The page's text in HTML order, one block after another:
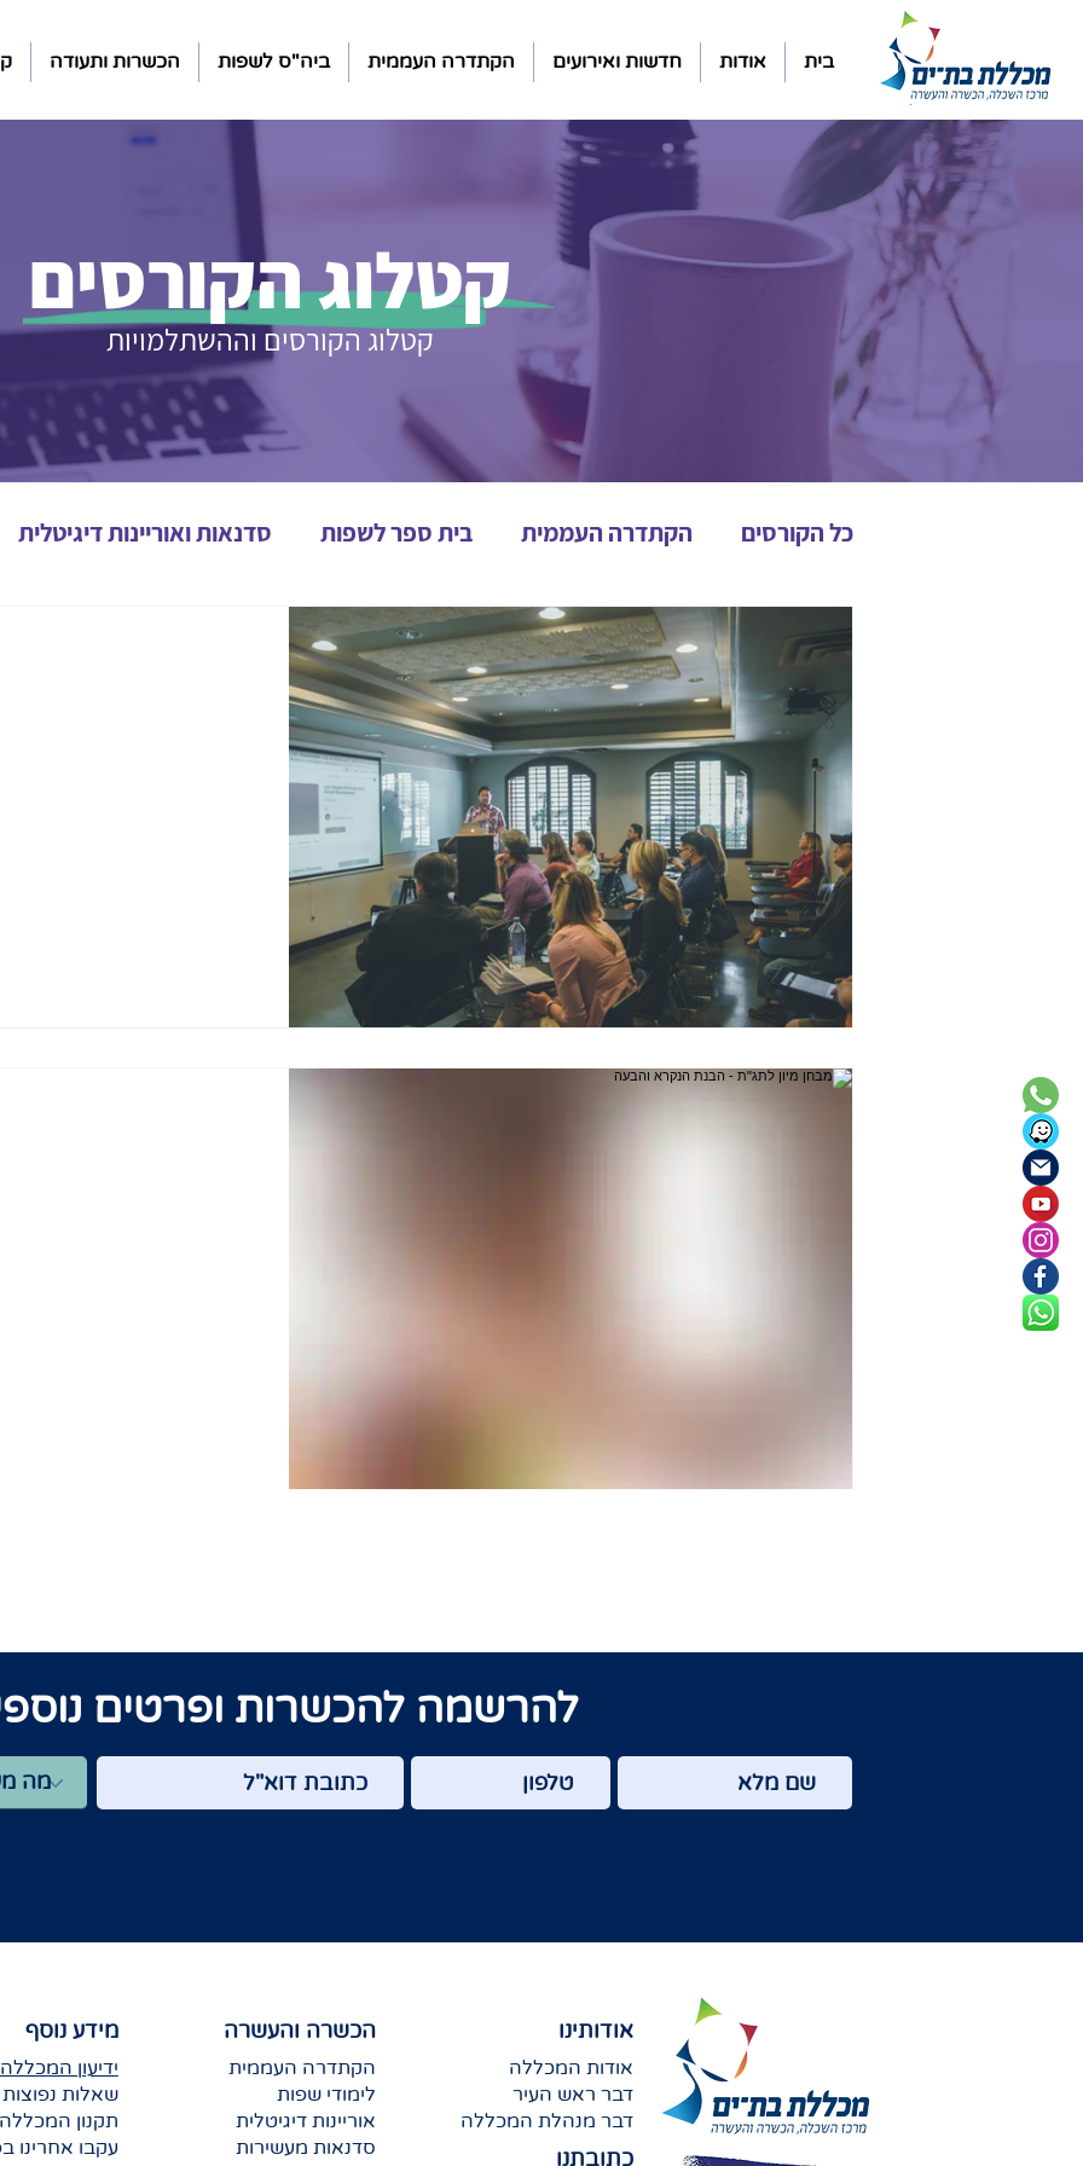
בית אודות חדשות ואירועים הקתדרה העממית ביה"ס לשפות הכשרות ותעודה
קטלוג הקורסים
קטלוג הקורסים וההשתלמויות
כל הקורסים הקתדרה העממית בית ספר לשפות סדנאות ואוריינות דיגיטלית
השלמה השכלה חוג המטיילים פרוייקטים קהילתיים
תיכוניה עירונית- השלמת השכלה
בפיקוח משרד החינוך- האגף לחינוך מבוגרים תעודת 12 שנות
לימוד היא כיום תנאי הכרחי לקבלת עבודה ברוב מקומות
העבודה במגזר הציבורי ובחלק ממקומות העבודה במגזר
הפרטי. כמו כן זוהי תעודת כניסה הכרחית למסלולי לימוד רבים.
תוכנית הלימודים הינה תוכנית ייחודית של האגף לחינוך מבוגרים
במשרד החינוך והיא מותאמת ללומדים שלא סיימו את לימודיהם
התיכוניים. * ניתן להשלים גם 11 ו 10- שנות לימוד. פרטי
התוכנית: התוכנית כוללת 10 יחידות גמר לימודים 3 פעמים
השלמה השכלה
מכללת בת-ים
זמן קריאה 1 דקות
להרשמה להכשרות ופרטים
מידע נוסף
ידיעון המכללה
שאלות נפוצות
תקנון המכללה
עקבו אחרינו
הכשרה והעשרה
הקתדרה העממית
לימודי שפות
אוריינות דיגיטלית
סדנאות מעשירות
אודותינו
אודות המכללה
דבר ראש העיר
דבר מנהלת המכללה
כתובתנו